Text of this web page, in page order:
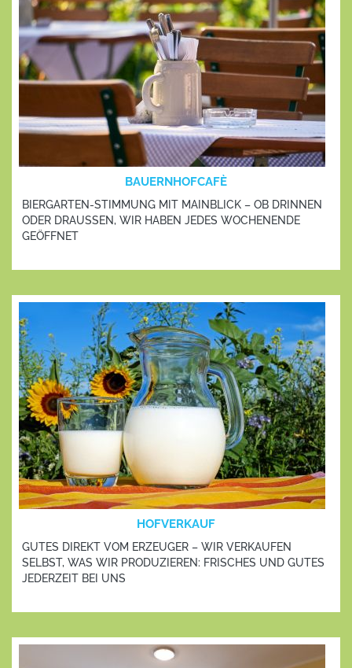
BAUERNHOFCAFÈ
BIERGARTEN-STIMMUNG MIT MAINBLICK – OB DRINNEN
ODER DRAUSSEN, WIR HABEN JEDES WOCHENENDE
GEÖFFNET
HOFVERKAUF
GUTES DIREKT VOM ERZEUGER – WIR VERKAUFEN
SELBST, WAS WIR PRODUZIEREN: FRISCHES UND GUTES
JEDERZEIT BEI UNS